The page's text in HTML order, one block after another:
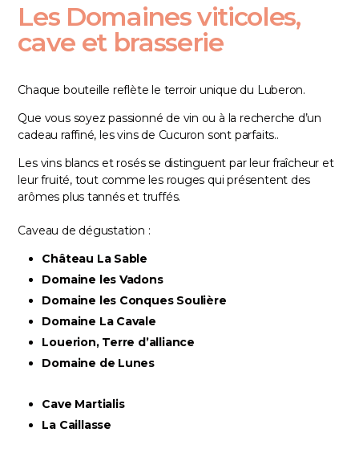
Les Domaines viticoles,
cave et brasserie
Chaque bouteille reflète le terroir unique du Luberon.
Que vous soyez passionné de vin ou à la recherche d’un
cadeau raffiné, les vins de Cucuron sont parfaits..
Les vins blancs et rosés se distinguent par leur fraîcheur et
leur fruité, tout comme les rouges qui présentent des
arômes plus tannés et truffés.
Caveau de dégustation :
Château La Sable
Domaine les Vadons
Domaine les Conques Soulière
Domaine La Cavale
Louerion, Terre d’alliance
Domaine de Lunes
Cave Martialis
La Caillasse